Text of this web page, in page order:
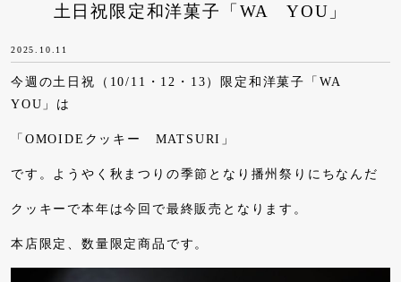
土日祝限定和洋菓子「WA YOU」
2025.10.11
今週の土日祝（10/11・12・13）限定和洋菓子「WA
YOU」は
「OMOIDEクッキー MATSURI」
です。ようやく秋まつりの季節となり播州祭りにちなんだ
クッキーで本年は今回で最終販売となります。
本店限定、数量限定商品です。